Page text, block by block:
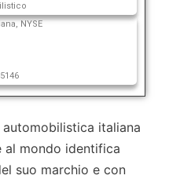
NYSE
automobilistica italiana
al mondo identifica
suo marchio e con